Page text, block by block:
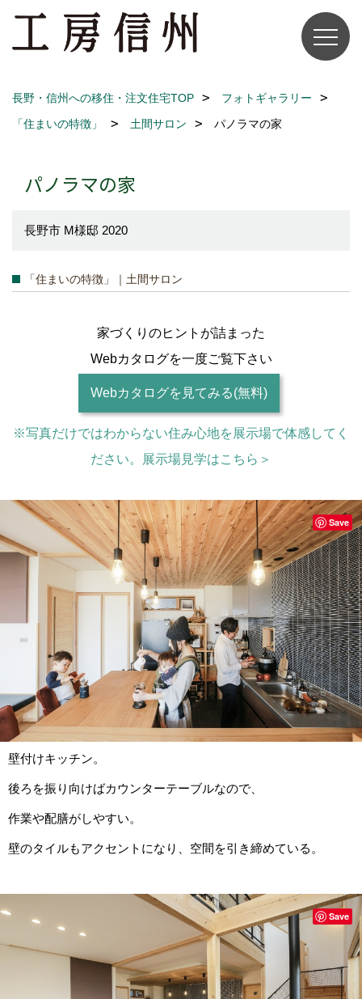
長野・信州への移住・注文住宅TOP
フォトギャラリー
「住まいの特徴」
土間サロン パノラマの家
パノラマの家
長野市 M様邸 2020
「住まいの特徴」｜土間サロン
家づくりのヒントが詰まった
Webカタログを一度ご覧下さい
Webカタログを見てみる(無料)
※写真だけではわからない住み心地を展示場で体感してく
ださい。展示場見学はこちら＞
壁付けキッチン。
後ろを振り向けばカウンターテーブルなので、
作業や配膳がしやすい。
壁のタイルもアクセントになり、空間を引き締めている。
Save
Save